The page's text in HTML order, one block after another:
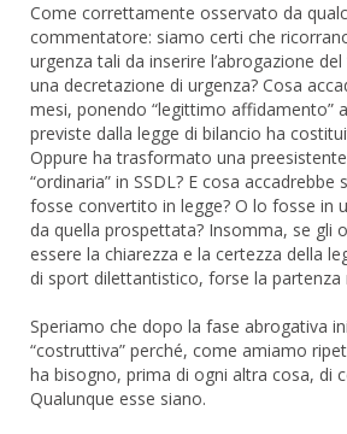
Come correttamente osservato da
commentatore: siamo certi che
urgenza tali da inserire l’abrogazione
una decretazione di urgenza? Cosa
mesi, ponendo “legittimo affidamento”
previste dalla legge di bilancio ha
Oppure ha trasformato una preesistente
“ordinaria” in SSDL? E cosa accadrebbe
fosse convertito in legge? O lo fosse in
da quella prospettata? Insomma, se gli
essere la chiarezza e la certezza della
di sport dilettantistico, forse la partenza
Speriamo che dopo la fase abrogativa
“costruttiva” perché, come amiamo
ha bisogno, prima di ogni altra cosa, di
Qualunque esse siano.